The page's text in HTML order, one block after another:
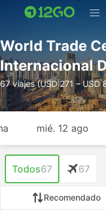
World Trade
Internacional
67 viajes (USD 271 – USD
mié. 12 ago
Todos67 67
Recomendado